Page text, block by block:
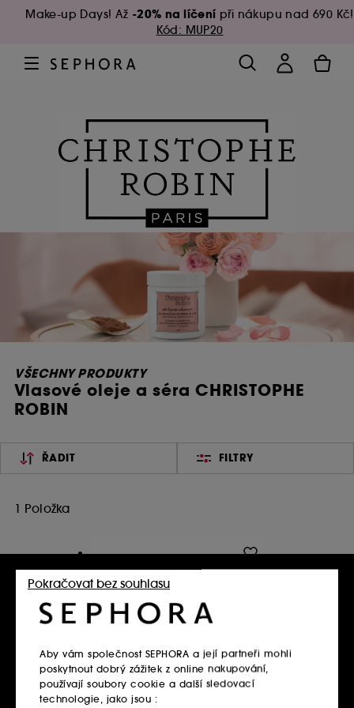
Make-up Days! Až -20% na líčení při nákupu nad 690 Kč!
Kód: MUP20
VŠECHNY PRODUKTY
Vlasové oleje a séra CHRISTOPHE
ROBIN
ŘADIT FILTRY
1 Položka
CHRISTOPHE ROBIN
Night Recovery Monoi Oil
Aby vám společnost SEPHORA a její partneři mohli
poskytnout dobrý zážitek z online nakupování,
používají soubory cookie a další sledovací
technologie, jako jsou :
Pokračovat bez souhlasu